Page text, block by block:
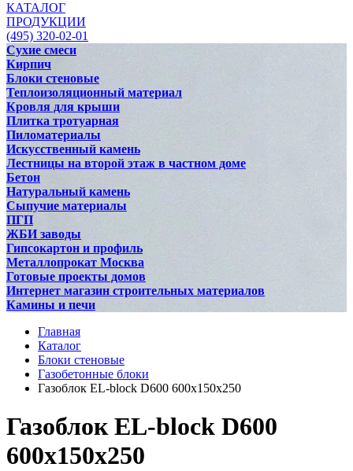
КАТАЛОГ
ПРОДУКЦИИ
(495) 320-02-01
Сухие смеси
Кирпич
Блоки стеновые
Теплоизоляционный материал
Кровля для крыши
Плитка тротуарная
Пиломатериалы
Искусственный камень
Лестницы на второй этаж в частном доме
Бетон
Натуральный камень
Сыпучие материалы
ПГП
ЖБИ заводы
Гипсокартон и профиль
Металлопрокат Москва
Готовые проекты домов
Интернет магазин строительных материалов
Камины и печи
Главная
Каталог
Блоки стеновые
Газобетонные блоки
Газоблок EL-block D600 600х150х250
Газоблок EL-block D600
600х150х250